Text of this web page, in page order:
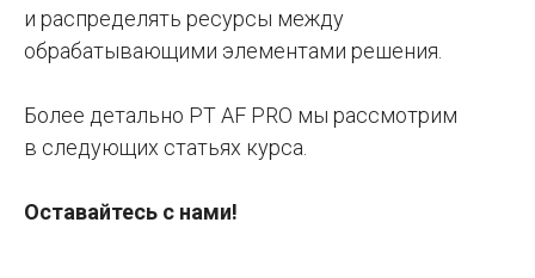
и распределять ресурсы между
обрабатывающими элементами решения.
Более детально PT AF PRO мы рассмотрим
в следующих статьях курса.
Оставайтесь с нами!